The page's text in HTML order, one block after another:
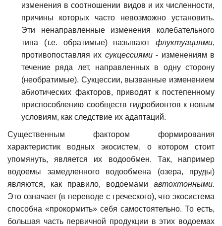
изменения в соотношении видов и их численности,
причины которых часто невозможно установить.
Эти ненаправленные изменения колебательного
типа (т.е. обратимые) называют флуктуациями,
противопоставляя их сукцессиями- изменениям в
течение ряда лет, направленных в одну сторону
(необратимые). Сукцессии, вызванные изменением
абиотических факторов, приводят к постепенному
приспособлению сообществ гидробионтов к новым
условиям, как следствие их адаптаций.
Существенным фактором формирования
характеристик водных экосистем, о котором стоит
упомянуть, является их водообмен. Так, например
водоемы замедленного водообмена (озера, пруды)
являются, как правило, водоемами автохтонными.
Это означает (в переводе с греческого), что экосистема
способна «прокормить» себя самостоятельно. То есть,
большая часть первичной продукции в этих водоемах